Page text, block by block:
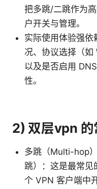
把多跳/二跳作为
户开关与管理。
实际使用体验强
况、协议选择（如
以及是否启用
性。
2) 双层vpn
多跳（Multi-hop
跳）：这是最常见
个 VPN 客户端中